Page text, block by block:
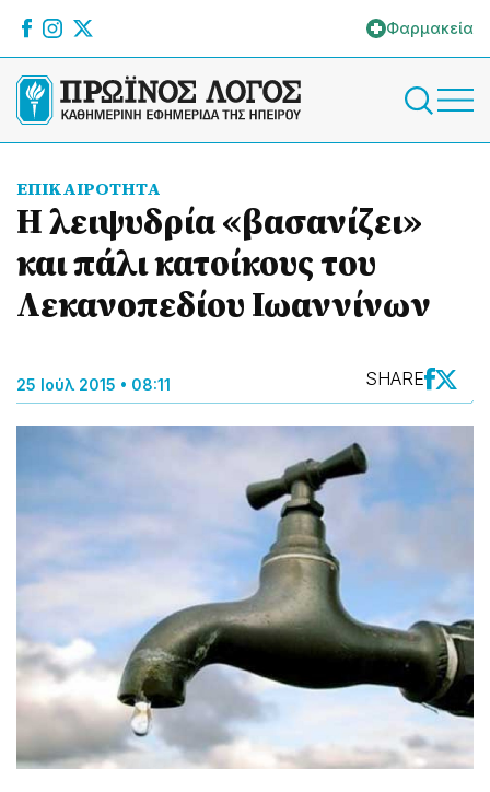
Φαρμακεία
ΕΠΙΚΑΙΡΟΤΗΤΑ
Η λειψυδρία «βασανίζει»
και πάλι κατοίκους του
Λεκανοπεδίου Ιωαννίνων
25 Ιούλ 2015 • 08:11 SHARE